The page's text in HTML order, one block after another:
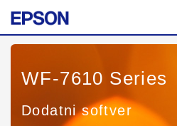
WF-7610 Series
Dodatni softver